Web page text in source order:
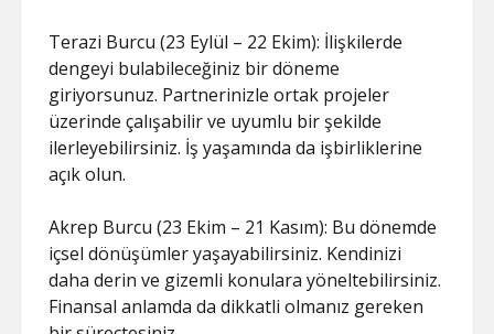
Terazi Burcu (23 Eylül – 22 Ekim): İlişkilerde
dengeyi bulabileceğiniz bir döneme
giriyorsunuz. Partnerinizle ortak projeler
üzerinde çalışabilir ve uyumlu bir şekilde
ilerleyebilirsiniz. İş yaşamında da işbirliklerine
açık olun.
Akrep Burcu (23 Ekim – 21 Kasım): Bu dönemde
içsel dönüşümler yaşayabilirsiniz. Kendinizi
daha derin ve gizemli konulara yöneltebilirsiniz.
Finansal anlamda da dikkatli olmanız gereken